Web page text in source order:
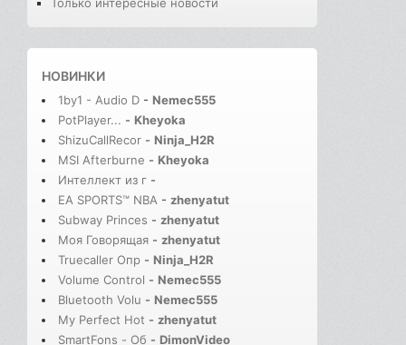
Только интересные новости
НОВИНКИ
1by1 - Audio D - Nemec555
PotPlayer... - Kheyoka
ShizuCallRecor - Ninja_H2R
MSI Afterburne - Kheyoka
Интеллект из г -
EA SPORTS™ NBA - zhenyatut
Subway Princes - zhenyatut
Моя Говорящая - zhenyatut
Truecaller Опр - Ninja_H2R
Volume Control - Nemec555
Bluetooth Volu - Nemec555
My Perfect Hot - zhenyatut
SmartFons - Об - DimonVideo